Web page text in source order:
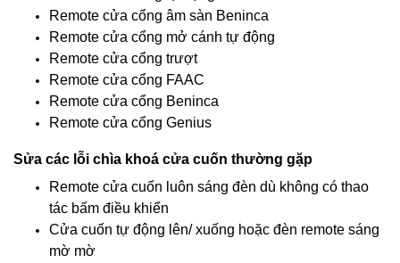
Remote cửa cổng âm sàn Beninca
Remote cửa cổng mở cánh tự động
Remote cửa cổng trượt
Remote cửa cổng FAAC
Remote cửa cổng Beninca
Remote cửa cổng Genius
Sửa các lỗi chìa khoá cửa cuốn thường gặp
Remote cửa cuốn luôn sáng đèn dù không có thao
tác bấm điều khiển
Cửa cuốn tự động lên/ xuống hoặc đèn remote sáng
mờ mờ